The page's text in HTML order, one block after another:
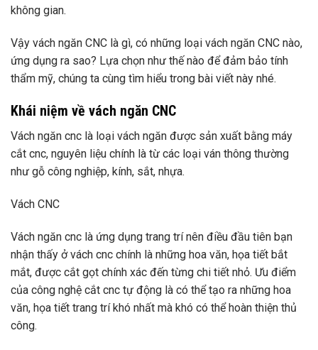
không gian.
Vậy vách ngăn CNC là gì, có những loại vách ngăn CNC nào,
ứng dụng ra sao? Lựa chọn như thế nào để đảm bảo tính
thẩm mỹ, chúng ta cùng tìm hiểu trong bài viết này nhé.
Khái niệm về vách ngăn CNC
Vách ngăn cnc là loại vách ngăn được sản xuất bằng máy
cắt cnc, nguyên liệu chính là từ các loại ván thông thường
như gỗ công nghiệp, kính, sắt, nhựa.
Vách CNC
Vách ngăn cnc là ứng dụng trang trí nên điều đầu tiên bạn
nhận thấy ở vách cnc chính là những hoa văn, họa tiết bắt
mắt, được cắt gọt chính xác đến từng chi tiết nhỏ. Ưu điểm
của công nghệ cắt cnc tự động là có thể tạo ra những hoa
văn, họa tiết trang trí khó nhất mà khó có thể hoàn thiện thủ
công.